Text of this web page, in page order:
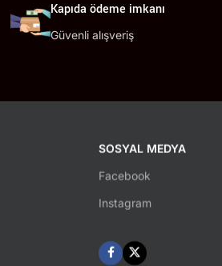
Kapıda ödeme imkanı
Güvenli alışveriş
SOSYAL MEDYA
Facebook
Instagram